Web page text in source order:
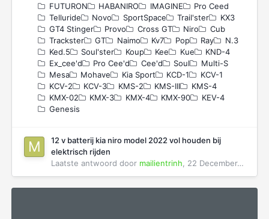
FUTURON HABANIRO IMAGINE
Pro Ceed
Telluride
Novo SportSpace Trail'ster
KX3
GT4 Stinger
Provo Cross GT Niro
Cub
Trackster
GT Naimo Kv7 Pop Ray
N.3
Ked.5
Soul'ster Koup Kee Kue
KND-4
Ex_cee'd
Pro Cee'd Cee'd Soul
Multi-S
Mesa
Mohave Kia Sport KCD-1
KCV-1
KCV-2
KCV-3 KMS-2 KMS-III
KMS-4
KMX-02
KMX-3 KMX-4 KMX-90
KEV-4
Genesis
12 v batterij kia niro model 2022 vol houden bij
elektrisch rijden
Laatste antwoord door mailientrinh 22 December, 2025